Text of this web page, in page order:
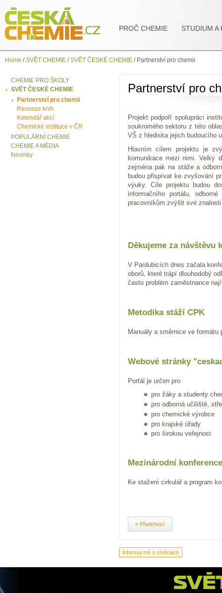
PROČ CHEMIE STUDIUM A
Home / SVĚT CHEMIE / SVĚT ČESKÉ CHEMIE / Partnerství pro chemii
CHEMIE PRO ŠKOLY
SVĚT ČESKÉ CHEMIE
Partnerství pro chemii
Recenze knih
Kalendář akcí
Chemické instituce v ČR
POPULÁRNÍ CHEMIE
CHEMIE A MÉDIA
Novinky
Partnerství pro
Projekt podpoří spolupráci
soukromého sektoru z této
VŠ z hlediska jejich budoucího
Hlavním cílem projektu je
komunikace mezi nimi. Velký
zejména pak na stáže a
budou přispívat ke zvyšování
výuky. Cíle projektu budou
informačního portálu,
pracovníkům zvýšit své
Děkujeme za návštěvu
V Pardubicích dnes začala
oborů, které trápí dlouhodobý
často problém zaměstnance
Metodika stáží CPK
Manuály a směrnice ve formátu
Webové stránky
Portál je určen pro
pro žáky a studenty
pro odborná učiliště,
pro chemické výrobce
pro krajské úřady
pro širokou veřejnost
Mezinárodní
Ke stažení cirkulář a program
« Předchozí